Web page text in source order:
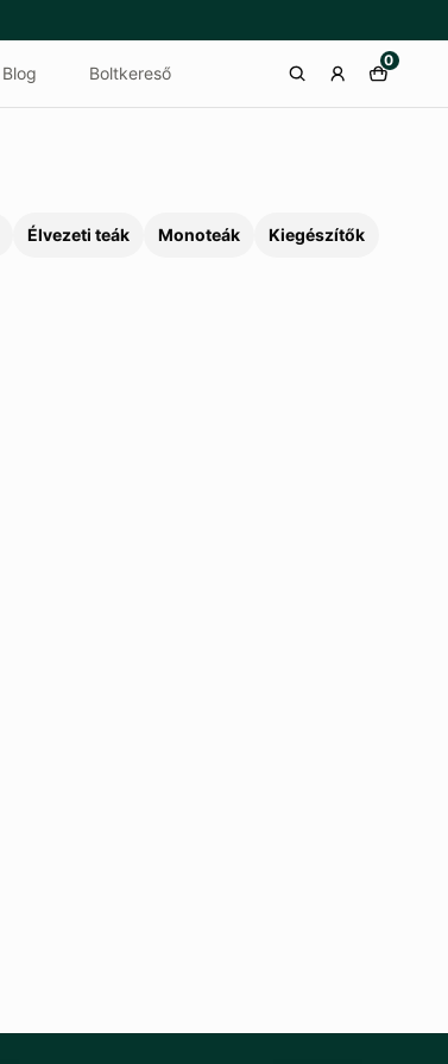
Blog Boltkereső
0
Élvezeti teák Monoteák Kiegészítők